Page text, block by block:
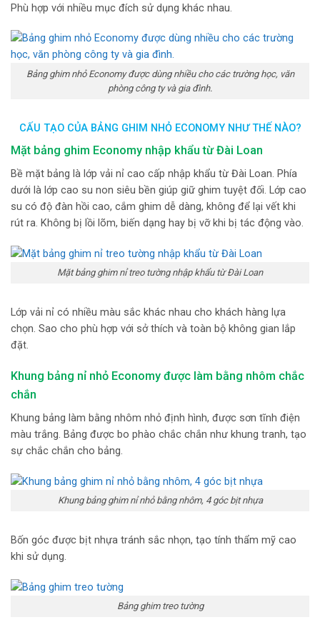
Phù hợp với nhiều mục đích sử dụng khác nhau.
Bảng ghim nhỏ Economy được dùng nhiều cho các trường học, văn
phòng công ty và gia đình.
CẤU TẠO CỦA BẢNG GHIM NHỎ ECONOMY NHƯ THẾ NÀO?
Mặt bảng ghim Economy nhập khẩu từ Đài Loan
Bề mặt bảng là lớp vải nỉ cao cấp nhập khẩu từ Đài Loan. Phía
dưới là lớp cao su non siêu bền giúp giữ ghim tuyệt đối. Lớp cao
su có độ đàn hồi cao, cắm ghim dễ dàng, không để lại vết khi
rút ra. Không bị lồi lõm, biến dạng hay bị vỡ khi bị tác động vào.
Mặt bảng ghim nỉ treo tường nhập khẩu từ Đài Loan
Lớp vải nỉ có nhiều màu sắc khác nhau cho khách hàng lựa
chọn. Sao cho phù hợp với sở thích và toàn bộ không gian lắp
đặt.
Khung bảng nỉ nhỏ Economy được làm bằng nhôm chắc
chắn
Khung bảng làm bằng nhôm nhỏ định hình, được sơn tĩnh điện
màu trắng. Bảng được bo phào chắc chắn như khung tranh, tạo
sự chắc chắn cho bảng.
Khung bảng ghim nỉ nhỏ bằng nhôm, 4 góc bịt nhựa
Bốn góc được bịt nhựa tránh sắc nhọn, tạo tính thẩm mỹ cao
khi sử dụng.
Bảng ghim treo tường